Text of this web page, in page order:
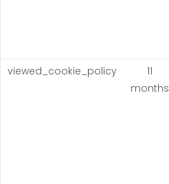
viewed_cookie_policy
11
months